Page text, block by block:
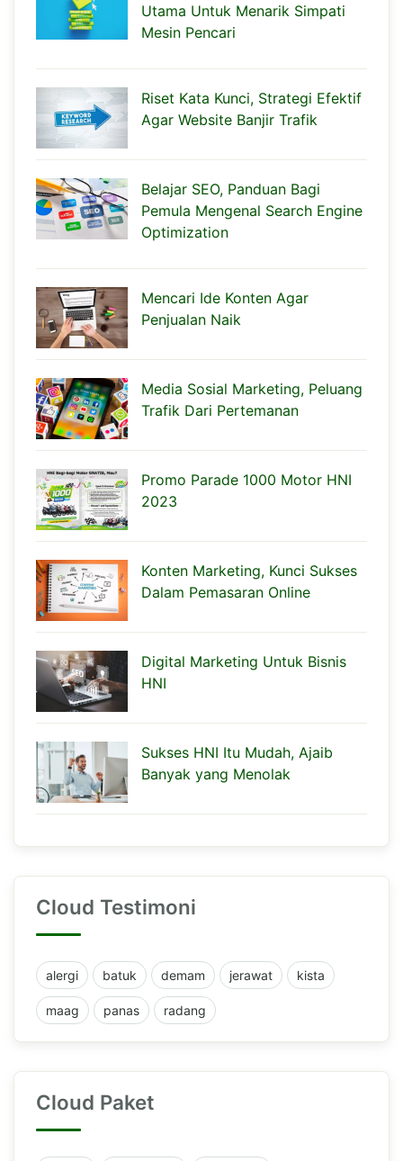
Utama Untuk Menarik Simpati
Mesin Pencari
Riset Kata Kunci, Strategi Efektif
Agar Website Banjir Trafik
Belajar SEO, Panduan Bagi
Pemula Mengenal Search Engine
Optimization
Mencari Ide Konten Agar
Penjualan Naik
Media Sosial Marketing, Peluang
Trafik Dari Pertemanan
Promo Parade 1000 Motor HNI
2023
Konten Marketing, Kunci Sukses
Dalam Pemasaran Online
Digital Marketing Untuk Bisnis
HNI
Sukses HNI Itu Mudah, Ajaib
Banyak yang Menolak
Cloud Testimoni
alergi batuk demam jerawat kista
maag panas radang
Cloud Paket